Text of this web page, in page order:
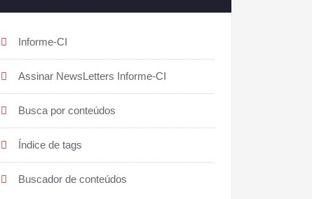
Informe-CI
Assinar NewsLetters Informe-CI
Busca por conteúdos
Índice de tags
Buscador de conteúdos